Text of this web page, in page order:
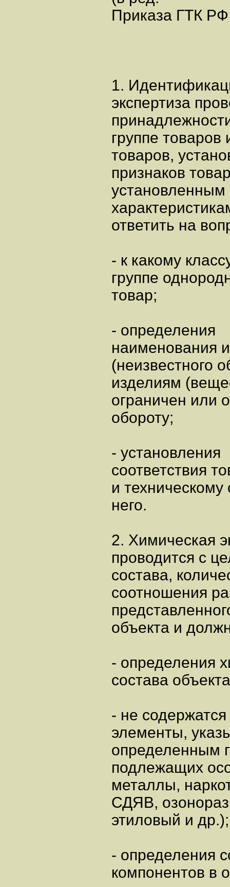
Приказа ГТК
1.
экспертиза
группе
товаров,
признаков
ответить на
- к какому
группе
товар;
- определения
наименования
(неизвестного
изделиям
ограничен или
обороту;
- установления
соответствия
и
него.
2. Химическая
проводится с
состава,
соотношения
объекта и
- определения
состава
- не
элементы,
определенным
подлежащих
металлы,
СДЯВ,
этиловый и др.);
- определения
компонентов в